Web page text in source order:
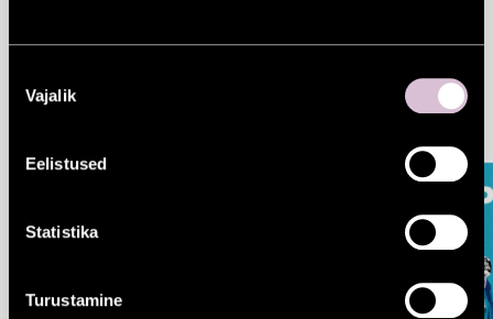
valik
Vajalik
Eelistused
Statistika
Turustamine